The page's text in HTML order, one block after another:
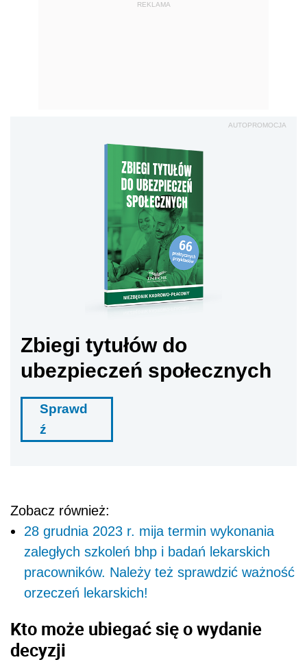
REKLAMA
AUTOPROMOCJA
Zbiegi tytułów do
ubezpieczeń społecznych
Sprawd
ź
Zobacz również:
28 grudnia 2023 r. mija termin wykonania
zaległych szkoleń bhp i badań lekarskich
pracowników. Należy też sprawdzić ważność
orzeczeń lekarskich!
Kto może ubiegać się o wydanie
decyzji